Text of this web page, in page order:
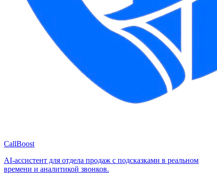
CallBoost
AI-ассистент для отдела продаж с подсказками в реальном
времени и аналитикой звонков.